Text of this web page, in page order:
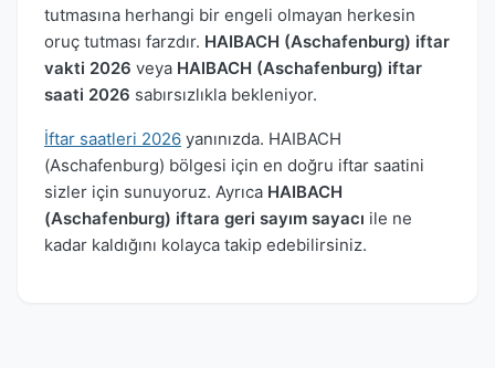
tutmasına herhangi bir engeli olmayan herkesin
oruç tutması farzdır. HAIBACH (Aschafenburg) iftar
vakti 2026 veya HAIBACH (Aschafenburg) iftar
saati 2026 sabırsızlıkla bekleniyor.
İftar saatleri 2026 yanınızda. HAIBACH
(Aschafenburg) bölgesi için en doğru iftar saatini
sizler için sunuyoruz. Ayrıca HAIBACH
(Aschafenburg) iftara geri sayım sayacı ile ne
kadar kaldığını kolayca takip edebilirsiniz.